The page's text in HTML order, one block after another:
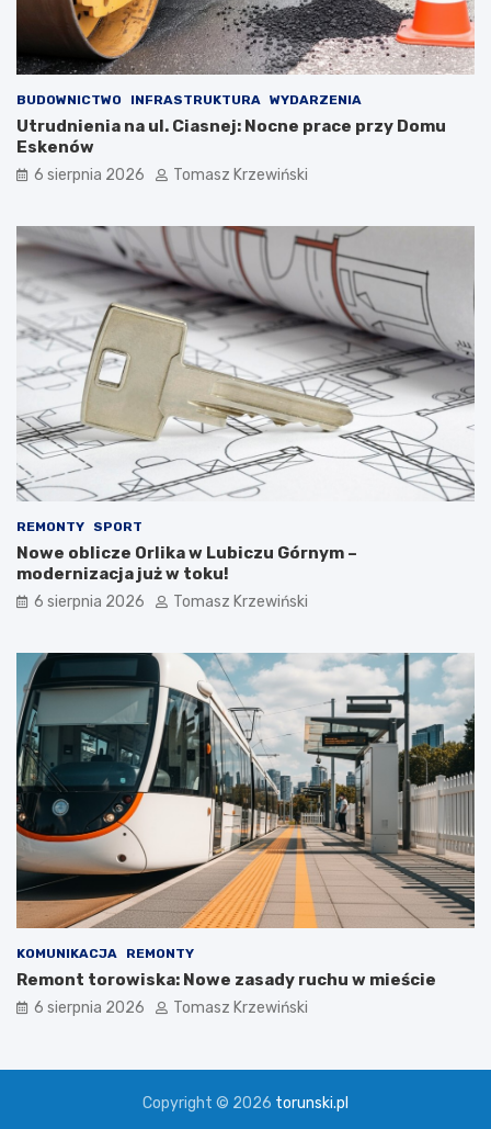
BUDOWNICTWO INFRASTRUKTURA WYDARZENIA
Utrudnienia na ul. Ciasnej: Nocne prace przy Domu
Eskenów
6 sierpnia 2026 Tomasz Krzewiński
REMONTY SPORT
Nowe oblicze Orlika w Lubiczu Górnym –
modernizacja już w toku!
6 sierpnia 2026 Tomasz Krzewiński
KOMUNIKACJA REMONTY
Remont torowiska: Nowe zasady ruchu w mieście
6 sierpnia 2026 Tomasz Krzewiński
Copyright © 2026 torunski.pl